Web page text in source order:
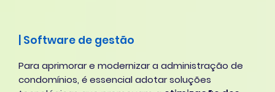
| Software de gestão
Para aprimorar e modernizar a administração de
condomínios, é essencial adotar soluções